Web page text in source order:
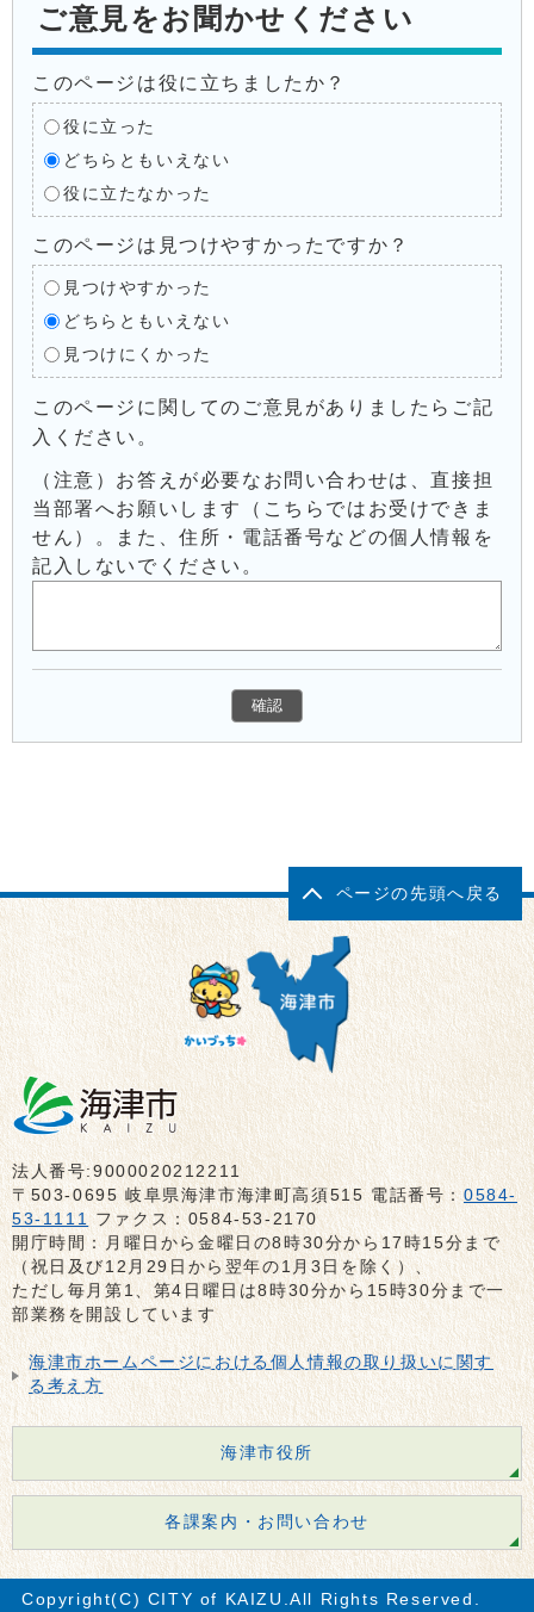
ご意見をお聞かせください
このページは役に立ちましたか？
役に立った
どちらともいえない
役に立たなかった
このページは見つけやすかったですか？
見つけやすかった
どちらともいえない
見つけにくかった
このページに関してのご意見がありましたらご記
入ください。
（注意）お答えが必要なお問い合わせは、直接担
当部署へお願いします（こちらではお受けできま
せん）。また、住所・電話番号などの個人情報を
記入しないでください。
ページの先頭へ戻る
法人番号:9000020212211
〒503-0695 岐阜県海津市海津町高須515 電話番号：0584-
53-1111 ファクス：0584-53-2170
開庁時間：月曜日から金曜日の8時30分から17時15分まで
（祝日及び12月29日から翌年の1月3日を除く）、
ただし毎月第1、第4日曜日は8時30分から15時30分まで一
部業務を開設しています
海津市ホームページにおける個人情報の取り扱いに関す
る考え方
海津市役所
各課案内・お問い合わせ
Copyright(C) CITY of KAIZU.All Rights Reserved.